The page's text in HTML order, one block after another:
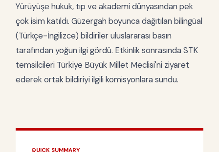
Yürüyüşe hukuk, tıp ve akademi dünyasından pek
çok isim katıldı. Güzergah boyunca dağıtılan bilingüal
(Türkçe-İngilizce) bildiriler uluslararası basın
tarafından yoğun ilgi gördü. Etkinlik sonrasında STK
temsilcileri Türkiye Büyük Millet Meclisi'ni ziyaret
ederek ortak bildiriyi ilgili komisyonlara sundu.
QUICK SUMMARY